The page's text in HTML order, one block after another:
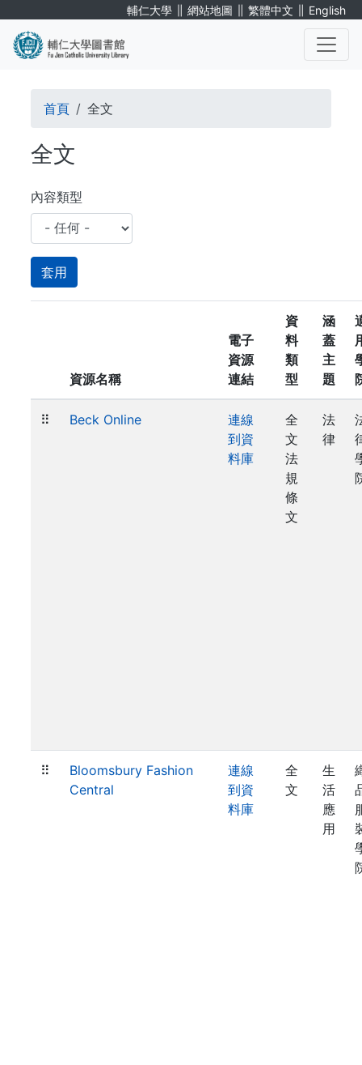
輔仁大學 ∥ 網站地圖 ∥ 繁體中文 ∥ English
導
航
連
結
首頁 全文
全文
內容類型
資源名稱
電子
資源
連結
資
料
類
型
涵
蓋
主
題
⠿ Beck Online
連線
到資
料庫
全
文
法
規
條
文
法
律
⠿
Bloomsbury Fashion
Central
連線
到資
料庫
全
文
生
活
應
用